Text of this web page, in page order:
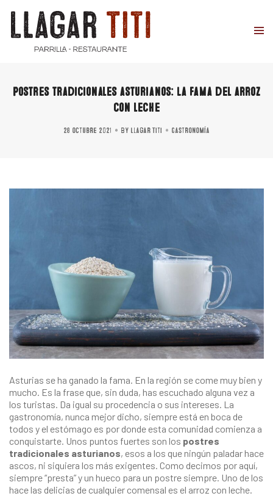
Postres tradicionales asturianos: La fama del arroz
con leche
28 octubre 2021 By Llagar Titi Gastronomía
Asturias se ha ganado la fama. En la región se come muy bien y
mucho. Es la frase que, sin duda, has escuchado alguna vez a
los turistas. Da igual su procedencia o sus intereses. La
gastronomía, nunca mejor dicho, siempre está en boca de
todos y el estómago es por donde esta comunidad comienza a
conquistarte. Unos puntos fuertes son los postres
tradicionales asturianos, esos a los que ningún paladar hace
ascos, ni siquiera los más exigentes. Como decimos por aquí,
siempre “presta” y un hueco para un postre siempre. Uno de los
hace las delicias de cualquier comensal es el arroz con leche.